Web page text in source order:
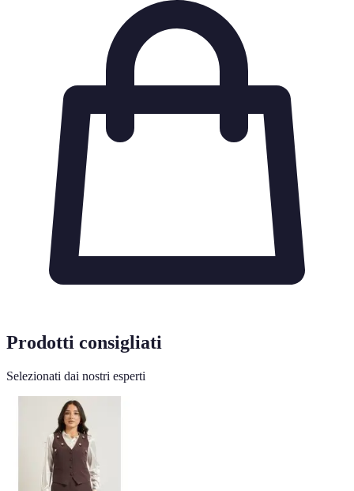
Prodotti consigliati
Selezionati dai nostri esperti